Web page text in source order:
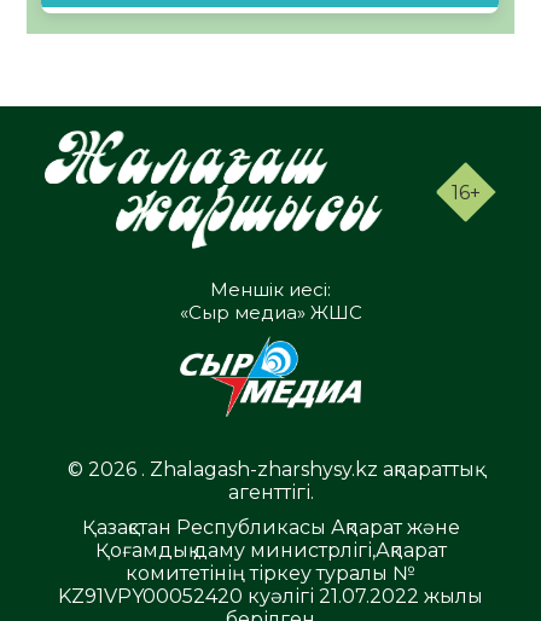
16+
Меншік иесі:
«Сыр медиа» ЖШС
© 2026 . Zhalagash-zharshysy.kz ақпараттық
агенттігі.
Қазақстан Республикасы Ақпарат және
Қоғамдық даму министрлігі,Ақпарат
комитетінің тіркеу туралы №
KZ91VPY00052420 куәлігі 21.07.2022 жылы